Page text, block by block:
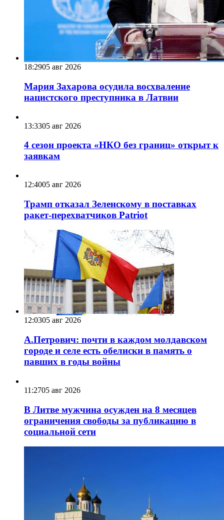
18:2905 авг 2026
Мария Захарова осудила восхваление
нацистского преступника в Латвии
13:3305 авг 2026
4 сезон проекта «НКО без границ» открыт к
заявкам
12:4005 авг 2026
Трамп отказал Зеленскому в поставках
ракет-перехватчиков Patriot
12:0305 авг 2026
А.Петрович: почти в каждом молдавском
городе и селе есть обелиски в память о
павших в годы войны
11:2705 авг 2026
В Литве мужчина осужден на 8 месяцев
ограничения свободы за публикацию в
социальной сети